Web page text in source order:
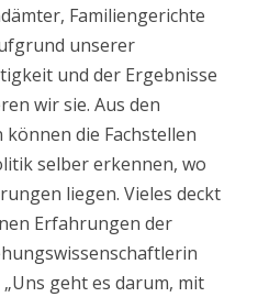
Familiengerichte
unserer
und der Ergebnisse
wir sie. Aus den
die Fachstellen
selber erkennen, wo
liegen. Vieles deckt
Erfahrungen der
geht es darum, mit